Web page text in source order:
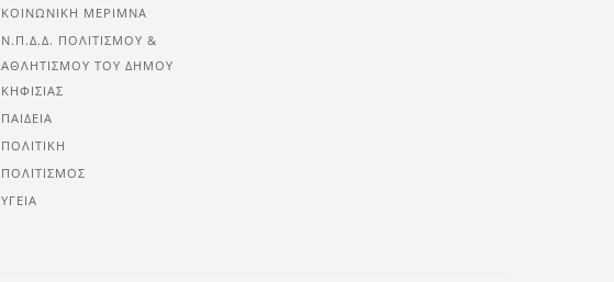
ΚΟΙΝΩΝΙΚΉ ΜΈΡΙΜΝΑ
Ν.Π.Δ.Δ. ΠΟΛΙΤΙΣΜΟΎ &
ΑΘΛΗΤΙΣΜΟΎ ΤΟΥ ΔΉΜΟΥ
ΚΗΦΙΣΙΆΣ
ΠΑΙΔΕΊΑ
ΠΟΛΙΤΙΚΉ
ΠΟΛΙΤΙΣΜΌΣ
ΥΓΕΊΑ